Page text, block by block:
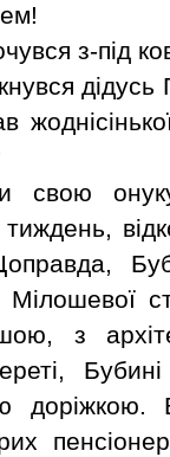
з-під
свою
з